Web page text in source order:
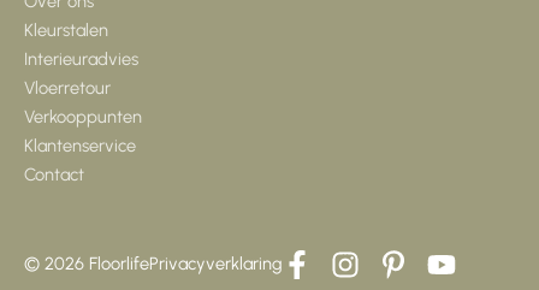
Kleurstalen
Interieuradvies
Vloerretour
Verkooppunten
Klantenservice
Contact
© 2026 FloorlifePrivacyverklaring